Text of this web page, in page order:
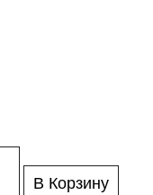
В Корзину